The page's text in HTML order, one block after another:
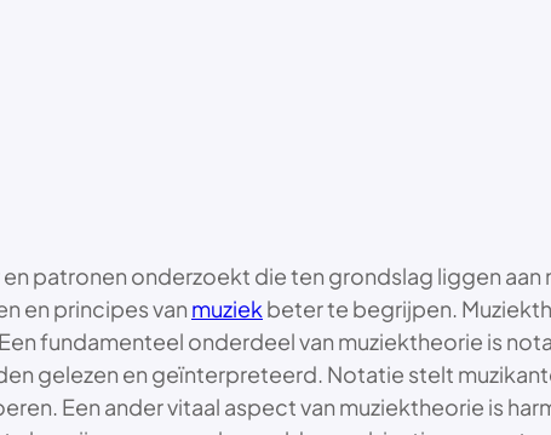
patronen onderzoekt die ten grondslag liggen aan
en principes van muziek beter te begrijpen.
fundamenteel onderdeel van muziektheorie is
gelezen en geïnterpreteerd. Notatie stelt
Een ander vitaal aspect van muziektheorie is